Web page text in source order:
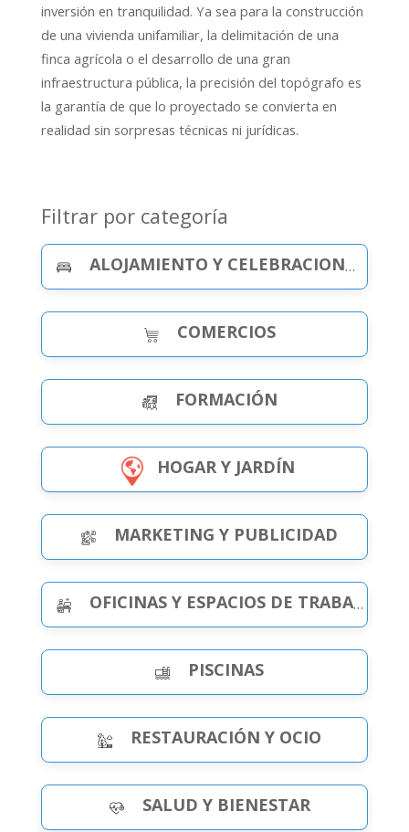
inversión en tranquilidad. Ya sea para la construcción
de una vivienda unifamiliar, la delimitación de una
finca agrícola o el desarrollo de una gran
infraestructura pública, la precisión del topógrafo es
la garantía de que lo proyectado se convierta en
realidad sin sorpresas técnicas ni jurídicas.
Filtrar por categoría
ALOJAMIENTO Y CELEBRACIONES
COMERCIOS
FORMACIÓN
HOGAR Y JARDÍN
MARKETING Y PUBLICIDAD
OFICINAS Y ESPACIOS DE TRABAJO
PISCINAS
RESTAURACIÓN Y OCIO
SALUD Y BIENESTAR